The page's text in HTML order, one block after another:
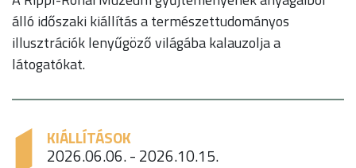
álló időszaki kiállítás a természettudományos
illusztrációk lenyűgöző világába kalauzolja a
látogatókat.
KIÁLLÍTÁSOK
2026.06.06. - 2026.10.15.